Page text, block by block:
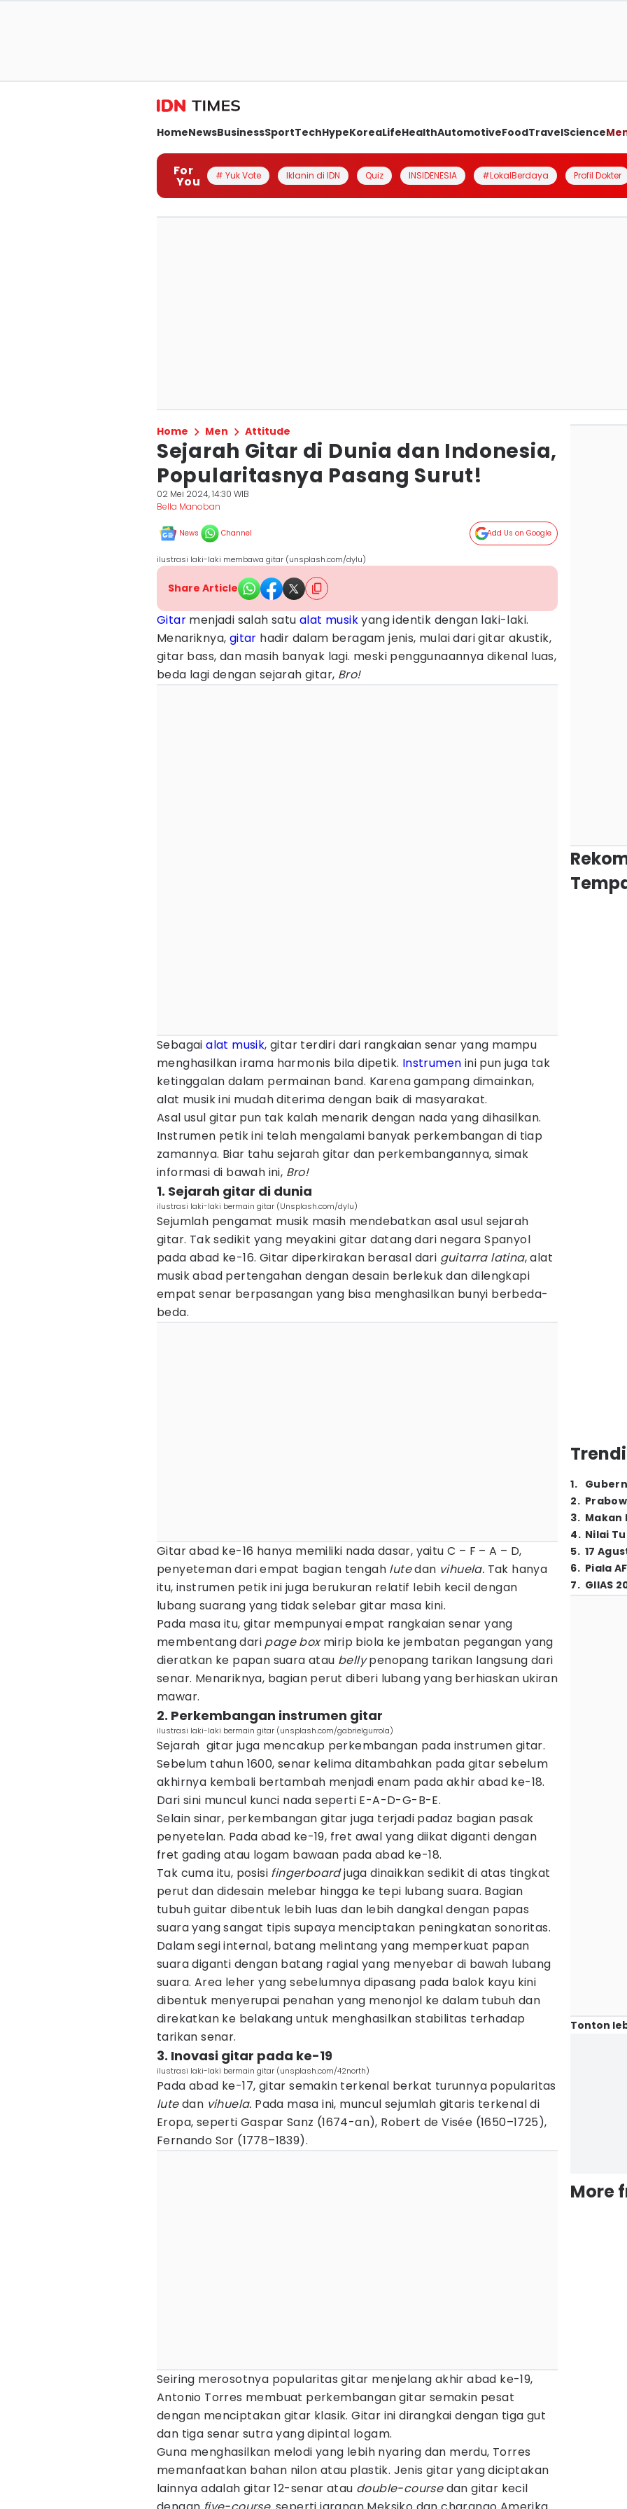
HomeNewsBusinessSportTechHypeKoreaLifeHealthAutomotiveFoodTravelScience
For
You # Yuk Vote Iklanin di IDN Quiz INSIDENESIA #LokalBerdaya Profil Dokter
Home Men Attitude
Sejarah Gitar di Dunia dan Indonesia,
Popularitasnya Pasang Surut!
02 Mei 2024, 14:30 WIB
Bella Manoban
News Channel Add Us on Google
ilustrasi laki-laki membawa gitar (unsplash.com/dylu)
Share Article
Gitar menjadi salah satu alat musikyang identik dengan laki-laki.
Menariknya, gitar hadir dalam beragam jenis, mulai dari gitar akustik,
gitar bass, dan masih banyak lagi. meski penggunaannya dikenal luas,
beda lagi dengan sejarah gitar, Bro!
Sebagaialat musik, gitar terdiri dari rangkaian senar yang mampu
menghasilkan irama harmonis bila dipetik. Instrumen ini pun juga tak
ketinggalan dalam permainan band. Karena gampang dimainkan,
alat musik ini mudah diterima dengan baik di masyarakat.
Asal usul gitar pun tak kalah menarik dengan nada yang dihasilkan.
Instrumen petik ini telah mengalami banyak perkembangan di tiap
zamannya. Biar tahu sejarah gitar dan perkembangannya, simak
informasi di bawah ini, Bro!
1. Sejarah gitar di dunia
ilustrasi laki-laki bermain gitar (Unsplash.com/dylu)
Sejumlah pengamat musik masih mendebatkan asal usul sejarah
gitar. Tak sedikit yang meyakini gitar datang dari negara Spanyol
pada abad ke-16. Gitar diperkirakan berasal dari guitarra latina, alat
musik abad pertengahan dengan desain berlekuk dan dilengkapi
empat senar berpasangan yang bisa menghasilkan bunyi berbeda-
beda.
Gitar abad ke-16 hanya memiliki nada dasar, yaitu C – F – A – D,
penyeteman dari empat bagian tengah lutedan vihuela. Tak hanya
itu, instrumen petik ini juga berukuran relatif lebih kecil dengan
lubang suarang yang tidak selebar gitar masa kini.
Pada masa itu, gitar mempunyai empat rangkaian senar yang
membentang dari page boxmirip biola ke jembatan pegangan yang
dieratkan ke papan suara atau bellypenopang tarikan langsung dari
senar. Menariknya, bagian perut diberi lubang yang berhiaskan ukiran
mawar.
2. Perkembangan instrumen gitar
ilustrasi laki-laki bermain gitar (unsplash.com/gabrielgurrola)
Sejarah gitar juga mencakup perkembangan pada instrumen gitar.
Sebelum tahun 1600, senar kelima ditambahkan pada gitar sebelum
akhirnya kembali bertambah menjadi enam pada akhir abad ke-18.
Dari sini muncul kunci nada seperti E-A-D-G-B-E.
Selain sinar, perkembangan gitar juga terjadi padaz bagian pasak
penyetelan. Pada abad ke-19, fret awal yang diikat diganti dengan
fret gading atau logam bawaan pada abad ke-18.
Tak cuma itu, posisi fingerboardjuga dinaikkan sedikit di atas tingkat
perut dan didesain melebar hingga ke tepi lubang suara. Bagian
tubuh guitar dibentuk lebih luas dan lebih dangkal dengan papas
suara yang sangat tipis supaya menciptakan peningkatan sonoritas.
Dalam segi internal, batang melintang yang memperkuat papan
suara diganti dengan batang ragial yang menyebar di bawah lubang
suara. Area leher yang sebelumnya dipasang pada balok kayu kini
dibentuk menyerupai penahan yang menonjol ke dalam tubuh dan
direkatkan ke belakang untuk menghasilkan stabilitas terhadap
tarikan senar.
3. Inovasi gitar pada ke-19
ilustrasi laki-laki bermain gitar (unsplash.com/42north)
Pada abad ke-17, gitar semakin terkenal berkat turunnya popularitas
lutedan vihuela. Pada masa ini, muncul sejumlah gitaris terkenal di
Eropa, seperti Gaspar Sanz (1674-an), Robert de Visée (1650–1725),
Fernando Sor (1778–1839).
Seiring merosotnya popularitas gitar menjelang akhir abad ke-19,
Antonio Torres membuat perkembangan gitar semakin pesat
dengan menciptakan gitar klasik. Gitar ini dirangkai dengan tiga gut
dan tiga senar sutra yang dipintal logam.
Guna menghasilkan melodi yang lebih nyaring dan merdu, Torres
memanfaatkan bahan nilon atau plastik. Jenis gitar yang diciptakan
lainnya adalah gitar 12-senar atau double-coursedan gitar kecil
1.
2.
3. Makan
4. Nilai
5. 17
6. Piala
7. GIIAS
Tonton
More